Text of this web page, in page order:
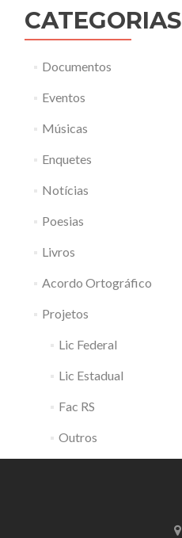
CATEGORIAS
Documentos
Eventos
Músicas
Enquetes
Notícias
Poesias
Livros
Acordo Ortográfico
Projetos
Lic Federal
Lic Estadual
Fac RS
Outros